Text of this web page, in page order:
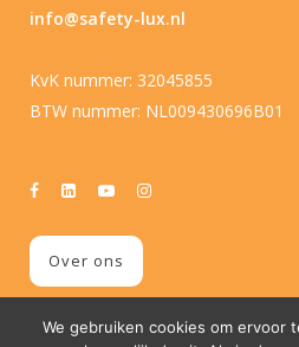
info@safety-lux.nl
KvK nummer: 32045855
BTW nummer: NL009430696B01
Over ons
We gebruiken cookies om ervoor